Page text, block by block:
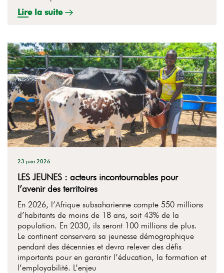
Lire la suite
LES JEUNES : acteurs incontournables pour
l’avenir des territoires
23 juin 2026
En 2026, l’Afrique subsaharienne compte 550 millions
d’habitants de moins de 18 ans, soit 43% de la
population. En 2030, ils seront 100 millions de plus.
Le continent conservera sa jeunesse démographique
pendant des décennies et devra relever des défis
importants pour en garantir l’éducation, la formation et
l’employabilité. L’enjeu